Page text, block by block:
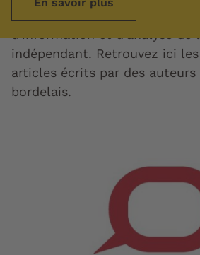
indépendant. Retrouvez ici
articles écrits par des auteurs
bordelais.